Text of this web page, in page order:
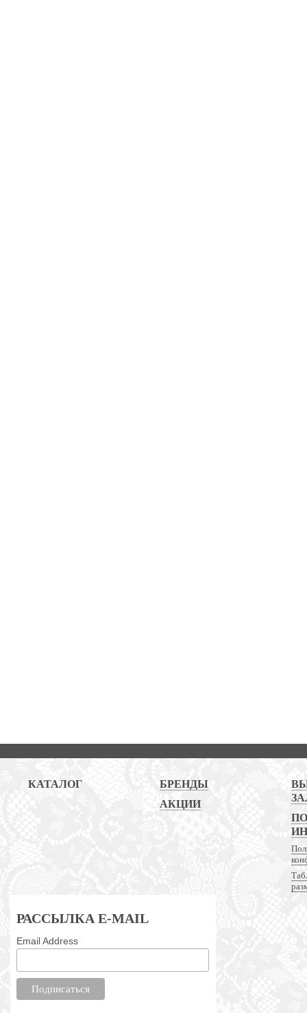
КАТАЛОГ
БРЕНДЫ
АКЦИИ
РАССЫЛКА E-MAIL
Email Address